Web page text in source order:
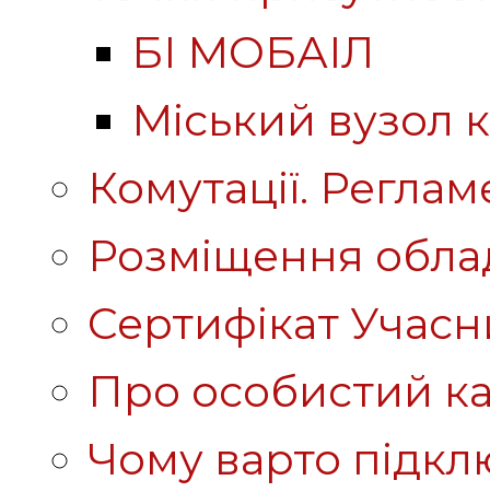
БІ МОБАІЛ
Міський вузол
Комутації.
Розміщення
Сертифікат
Про особистий
Чому варто